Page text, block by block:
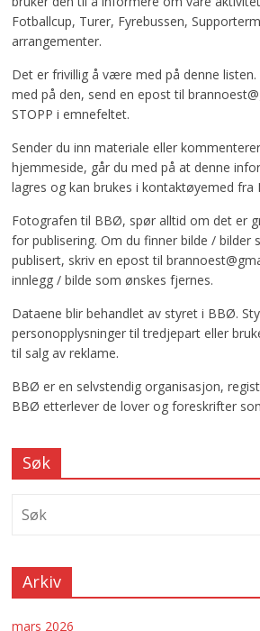
Fotballcup, Turer, Fyrebussen,
arrangementer.
Det er frivillig å være med på denne
med på den, send en epost til
STOPP i emnefeltet.
Sender du inn materiale eller
hjemmeside, går du med på at denne
lagres og kan brukes i kontaktøyemed fra
Fotografen til BBØ, spør alltid om det er
for publisering. Om du finner bilde / bilder
publisert, skriv en epost til
innlegg / bilde som ønskes fjernes.
Dataene blir behandlet av styret i BBØ.
personopplysninger til tredjepart eller
til salg av reklame.
BBØ er en selvstendig organisasjon,
BBØ etterlever de lover og foreskrifter
Søk
Arkiv
mars 2026